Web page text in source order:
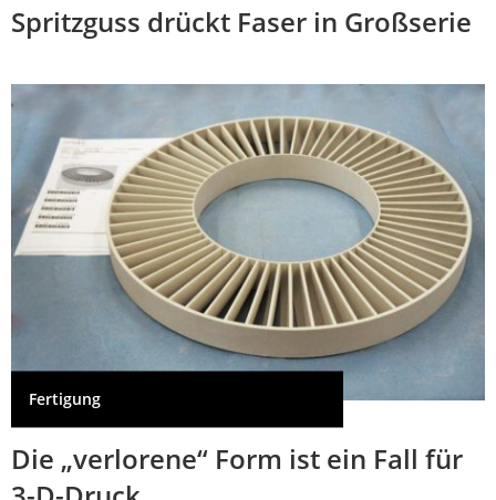
Spritzguss drückt Faser in Großserie
Fertigung
Die „verlorene“ Form ist ein Fall für